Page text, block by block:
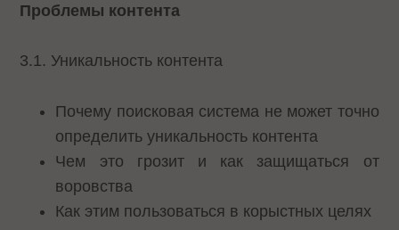
Проблемы контента
3.1. Уникальность контента
Почему поисковая система не может точно
определить уникальность контента
Чем это грозит и как защищаться от
воровства
Как этим пользоваться в корыстных целях